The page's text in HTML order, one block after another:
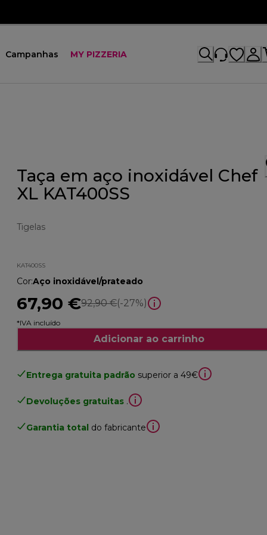
Campanhas MY PIZZERIA
Taça em aço inoxidável Chef
XL KAT400SS
Tigelas
KAT400SS
Cor:Aço inoxidável/prateado
67,90 €92,90 €preço original 92,90 €
(-27%)
*IVA incluído
Adicionar ao carrinho
Entrega gratuita padrão superior a 49€
Devoluções gratuitas .
Garantia total do fabricante